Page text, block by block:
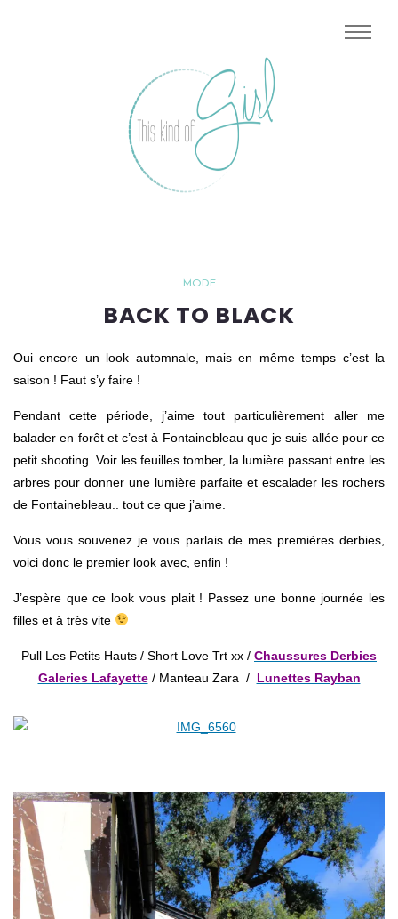
MODE
BACK TO BLACK
Oui encore un look automnale, mais en même temps c’est la
saison ! Faut s’y faire !
Pendant cette période, j’aime tout particulièrement aller me
balader en forêt et c’est à Fontainebleau que je suis allée pour ce
petit shooting. Voir les feuilles tomber, la lumière passant entre les
arbres pour donner une lumière parfaite et escalader les rochers
de Fontainebleau.. tout ce que j’aime.
Vous vous souvenez je vous parlais de mes premières derbies,
voici donc le premier look avec, enfin !
J’espère que ce look vous plait ! Passez une bonne journée les
filles et à très vite
Pull Les Petits Hauts / Short Love Trt xx / Chaussures Derbies
Galeries Lafayette/ Manteau Zara / Lunettes Rayban